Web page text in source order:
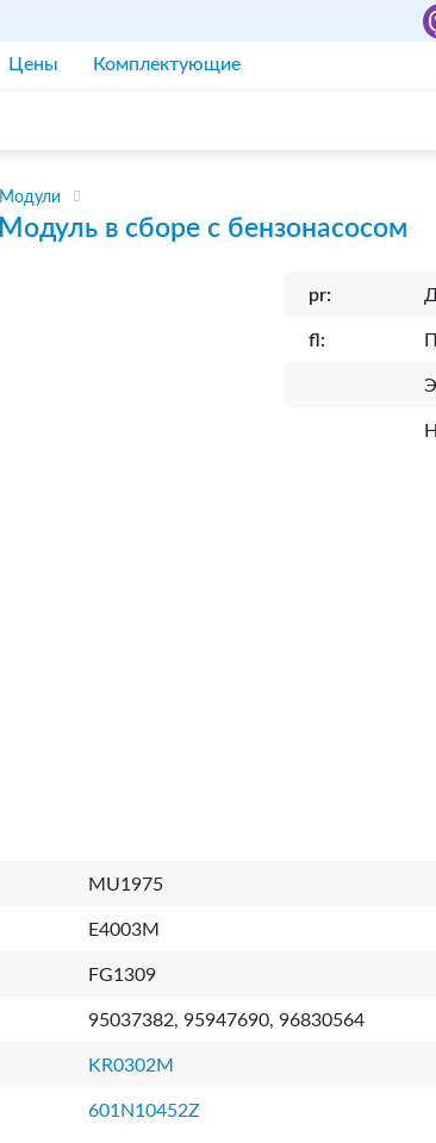
Цены Комплектующие
Модули
Модуль в сборе с бензонасосом
pr:
fl:
MU1975
E4003M
FG1309
95037382, 95947690, 96830564
KR0302M
601N10452Z